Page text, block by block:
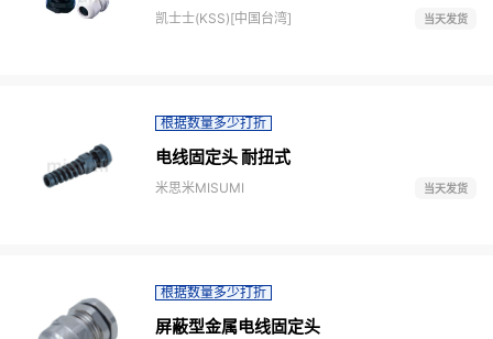
凯士士(KSS)[中国台湾] 当天发货
根据数量多少打折
电线固定头 耐扭式
米思米MISUMI 当天发货
根据数量多少打折
屏蔽型金属电线固定头